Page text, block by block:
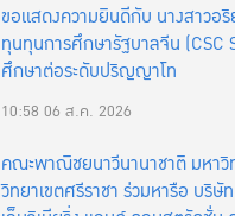
ขอแสดงความยินดีกับ นางสาวอ
ทุนทุนการศึกษารัฐบาลจีน (CSC
ศึกษาต่อระดับปริญญาโท
10:58 06 ส.ค. 2026
คณะพาณิชยนาวีนานาชาติ มหาวิ
วิทยาเขตศรีราชา ร่วมหารือ บริ